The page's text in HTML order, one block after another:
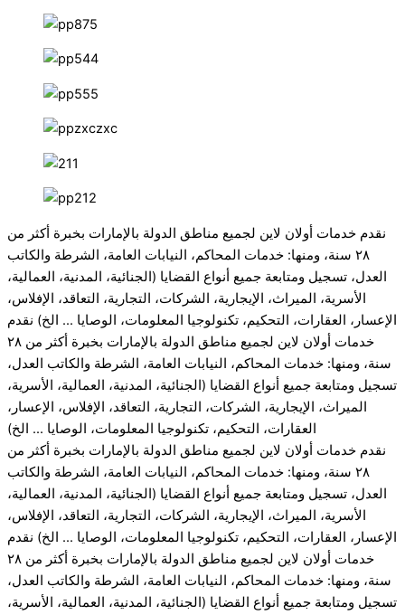
نقدم خدمات أولان لاين لجميع مناطق الدولة بالإمارات بخبرة أكثر من
٢٨ سنة، ومنها: خدمات المحاكم، النيابات العامة، الشرطة والكاتب
العدل، تسجيل ومتابعة جميع أنواع القضايا (الجنائية، المدنية، العمالية،
الأسرية، الميراث، الإيجارية، الشركات، التجارية، التعاقد، الإفلاس،
الإعسار، العقارات، التحكيم، تكنولوجيا المعلومات، الوصايا ... الخ) نقدم
خدمات أولان لاين لجميع مناطق الدولة بالإمارات بخبرة أكثر من ٢٨
سنة، ومنها: خدمات المحاكم، النيابات العامة، الشرطة والكاتب العدل،
تسجيل ومتابعة جميع أنواع القضايا (الجنائية، المدنية، العمالية، الأسرية،
الميراث، الإيجارية، الشركات، التجارية، التعاقد، الإفلاس، الإعسار،
العقارات، التحكيم، تكنولوجيا المعلومات، الوصايا ... الخ)
نقدم خدمات أولان لاين لجميع مناطق الدولة بالإمارات بخبرة أكثر من
٢٨ سنة، ومنها: خدمات المحاكم، النيابات العامة، الشرطة والكاتب
العدل، تسجيل ومتابعة جميع أنواع القضايا (الجنائية، المدنية، العمالية،
الأسرية، الميراث، الإيجارية، الشركات، التجارية، التعاقد، الإفلاس،
الإعسار، العقارات، التحكيم، تكنولوجيا المعلومات، الوصايا ... الخ) نقدم
خدمات أولان لاين لجميع مناطق الدولة بالإمارات بخبرة أكثر من ٢٨
سنة، ومنها: خدمات المحاكم، النيابات العامة، الشرطة والكاتب العدل،
تسجيل ومتابعة جميع أنواع القضايا (الجنائية، المدنية، العمالية، الأسرية،